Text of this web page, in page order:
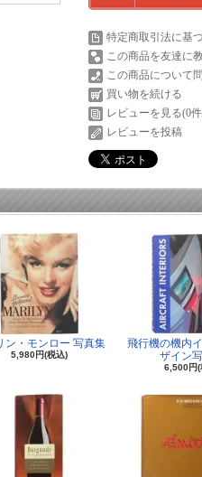
特定商取引法に基
この商品を友達に
この商品について
買い物を続ける
レビューを見る(0
レビューを投稿
ン・モンロー 写真集
5,980円(税込)
飛行機の機内
ザイン
6,500円(